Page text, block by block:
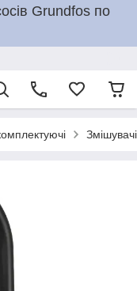
Grundfos по
Змішувачі